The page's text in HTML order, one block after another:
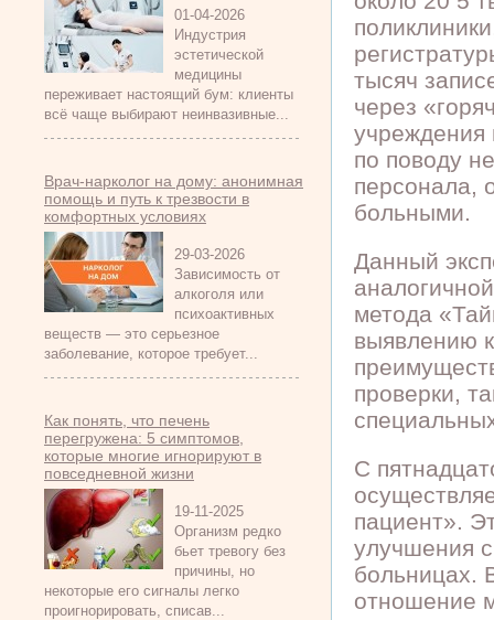
01-04-2026
Индустрия
эстетической
медицины
переживает настоящий бум: клиенты
всё чаще выбирают неинвазивные...
Врач-нарколог на дому: анонимная
помощь и путь к трезвости в
комфортных условиях
29-03-2026
Зависимость от
алкоголя или
психоактивных
веществ — это серьезное
заболевание, которое требует...
Как понять, что печень
перегружена: 5 симптомов,
которые многие игнорируют в
повседневной жизни
19-11-2025
Организм редко
бьет тревогу без
причины, но
некоторые его сигналы легко
проигнорировать, списав...
тысяч
через
учреждения
по поводу
персонала,
больными.
Данный
метода
выявлению
проверки,
С
пациент».
улучшения
больницах.
отношение